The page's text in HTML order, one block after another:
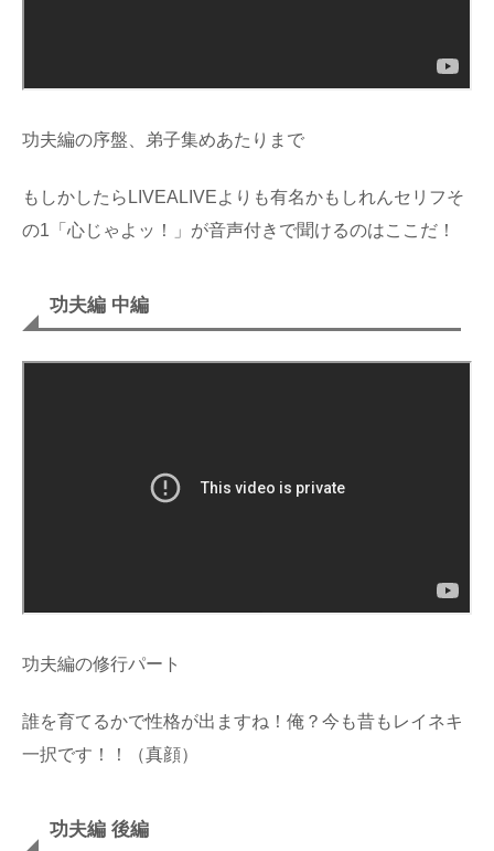
功夫編の序盤、弟子集めあたりまで
もしかしたらLIVEALIVEよりも有名かもしれんセリフそ
の1「心じゃよッ！」が音声付きで聞けるのはここだ！
功夫編 中編
功夫編の修行パート
誰を育てるかで性格が出ますね！俺？今も昔もレイネキ
一択です！！（真顔）
功夫編 後編